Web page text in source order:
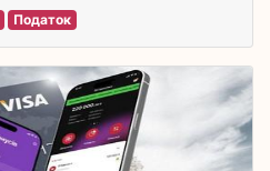
Податок